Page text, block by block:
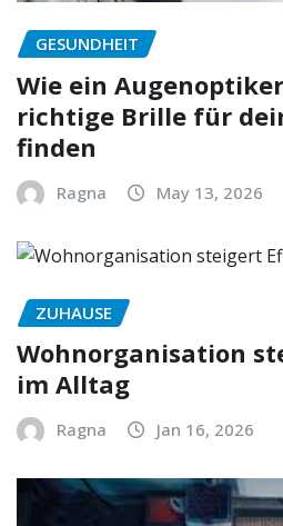
GESUNDHEIT
Wie ein
richtige Brille für
finden
Ragna May 13, 2026
ZUHAUSE
Wohnorganisation
im Alltag
Ragna Jan 16, 2026